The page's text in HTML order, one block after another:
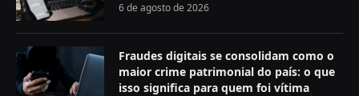
6 de agosto de 2026
Fraudes digitais se consolidam como o
maior crime patrimonial do país: o que
isso significa para quem foi vítima